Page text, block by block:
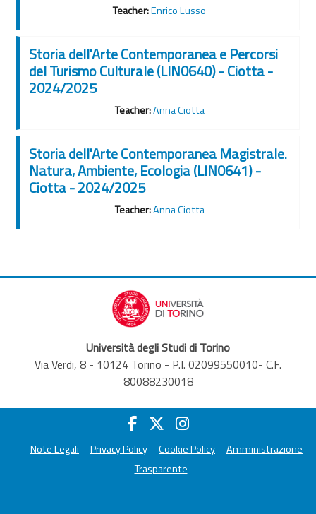
Teacher:Enrico Lusso
Storia dell'Arte Contemporanea e Percorsi
del Turismo Culturale (LIN0640) - Ciotta -
2024/2025
Teacher:Anna Ciotta
Storia dell'Arte Contemporanea Magistrale.
Natura, Ambiente, Ecologia (LIN0641) -
Ciotta - 2024/2025
Teacher:Anna Ciotta
Università degli Studi di Torino
Via Verdi, 8 - 10124 Torino - P.I. 02099550010- C.F.
80088230018
Note Legali Privacy Policy Cookie Policy
Amministrazione
Trasparente